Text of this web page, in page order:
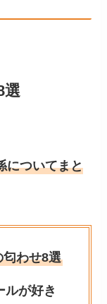
選
についてまと
わせ8選
が好き